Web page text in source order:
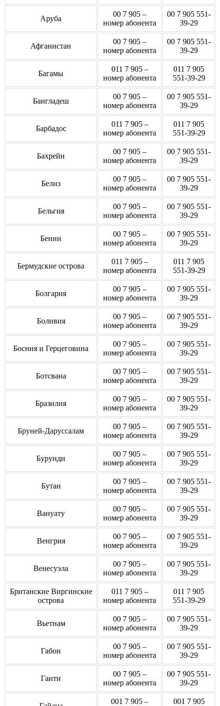
Аруба
00 7 905 –
номер абонента
00 7 905 551-
39-29
Афганистан
00 7 905 –
номер абонента
00 7 905 551-
39-29
Багамы
011 7 905 –
номер абонента
011 7 905
551-39-29
Бангладеш
00 7 905 –
номер абонента
00 7 905 551-
39-29
Барбадос
011 7 905 –
номер абонента
011 7 905
551-39-29
Бахрейн
00 7 905 –
номер абонента
00 7 905 551-
39-29
Белиз
00 7 905 –
номер абонента
00 7 905 551-
39-29
Бельгия
00 7 905 –
номер абонента
00 7 905 551-
39-29
Бенин
00 7 905 –
номер абонента
00 7 905 551-
39-29
Бермудские острова
011 7 905 –
номер абонента
011 7 905
551-39-29
Болгария
00 7 905 –
номер абонента
00 7 905 551-
39-29
Боливия
00 7 905 –
номер абонента
00 7 905 551-
39-29
Босния и Герцеговина
00 7 905 –
номер абонента
00 7 905 551-
39-29
Ботсвана
00 7 905 –
номер абонента
00 7 905 551-
39-29
Бразилия
00 7 905 –
номер абонента
00 7 905 551-
39-29
Бруней-Даруссалам
00 7 905 –
номер абонента
00 7 905 551-
39-29
Бурунди
00 7 905 –
номер абонента
00 7 905 551-
39-29
Бутан
00 7 905 –
номер абонента
00 7 905 551-
39-29
Вануату
00 7 905 –
номер абонента
00 7 905 551-
39-29
Венгрия
00 7 905 –
номер абонента
00 7 905 551-
39-29
Венесуэла
00 7 905 –
номер абонента
00 7 905 551-
39-29
Британские Виргинские
острова
011 7 905 –
номер абонента
011 7 905
551-39-29
Вьетнам
00 7 905 –
номер абонента
00 7 905 551-
39-29
Габон
00 7 905 –
номер абонента
00 7 905 551-
39-29
Гаити
00 7 905 –
номер абонента
00 7 905 551-
39-29
001 7 905 –
001 7 905